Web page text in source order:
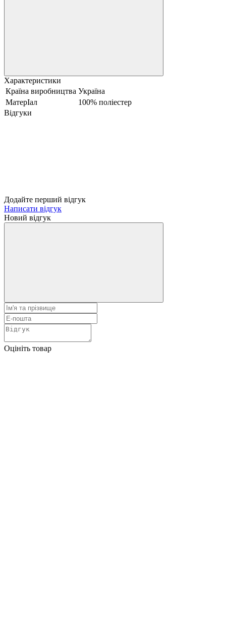
Характеристики
Країна виробництва Україна
МатерІал
100% поліестер
Відгуки
Додайте перший відгук
Написати відгук
Новий відгук
Оцініть товар